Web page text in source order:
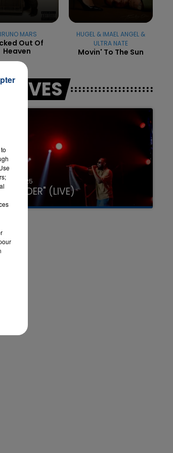
MARS
Out Of
Heaven
HUGEL & IMAEL ANGEL &
ULTRA NATE
Movin' To The Sun
LIVES
2025
"SPIDER" (LIVE)